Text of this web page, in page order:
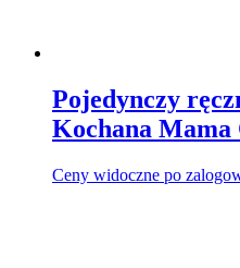
Pojedynczy
Kochana Mama
Ceny widoczne po